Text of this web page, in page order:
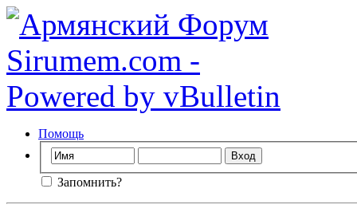
Помощь
Запомнить?